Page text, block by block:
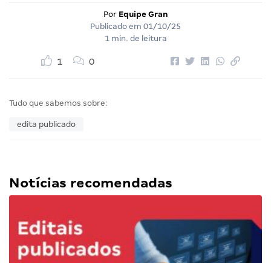
Por Equipe Gran
Publicado em 01/10/25
1 min. de leitura
1 0
Tudo que sabemos sobre:
edita publicado
Notícias recomendadas